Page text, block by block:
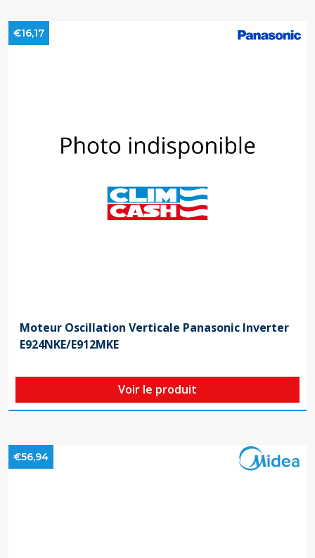
€16,17
Moteur Oscillation Verticale Panasonic Inverter
E924NKE/E912MKE
Voir le produit
€56,94